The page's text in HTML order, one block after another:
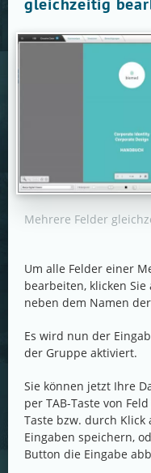
gleichzeitig
Mehrere Felder
Um alle Felder einer
bearbeiten, klicken Sie
neben dem Namen
Es wird nun der
der Gruppe aktiviert.
Sie können jetzt Ihre
per TAB-Taste von
Taste bzw. durch
Eingaben speichern,
Button die Eingabe